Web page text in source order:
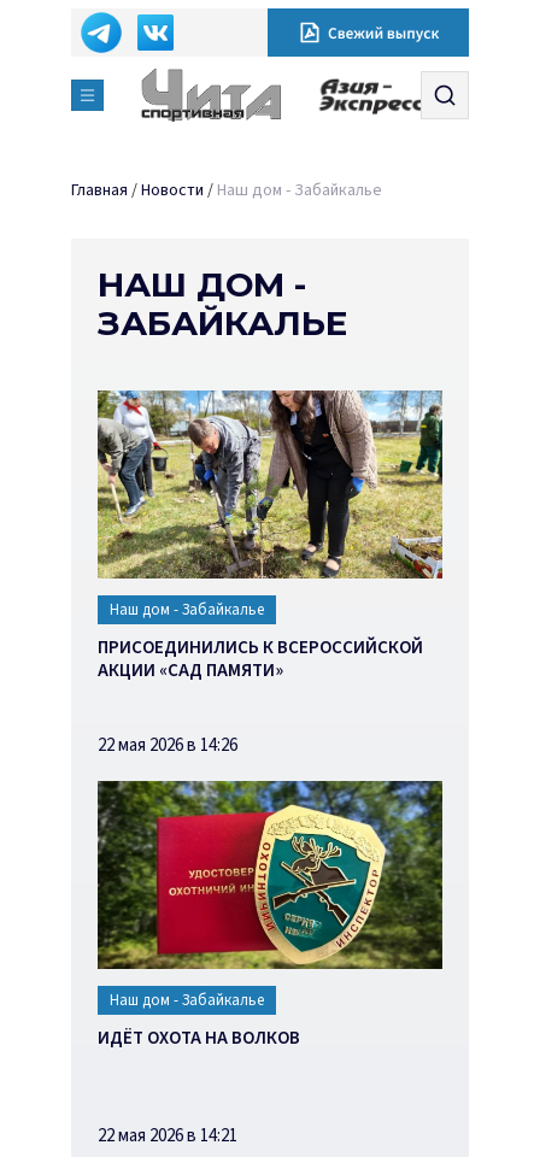
Главная /Новости / Наш дом - Забайкалье
НАШ ДОМ -
ЗАБАЙКАЛЬЕ
Наш дом - Забайкалье
ПРИСОЕДИНИЛИСЬ К ВСЕРОССИЙСКОЙ
АКЦИИ «САД ПАМЯТИ»
22 мая 2026 в 14:26
Наш дом - Забайкалье
ИДЁТ ОХОТА НА ВОЛКОВ
22 мая 2026 в 14:21